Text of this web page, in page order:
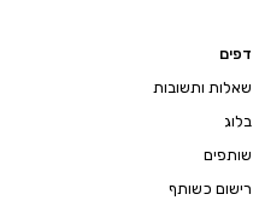
דפים
שאלות ותשובות
בלוג
שותפים
רישום כשותף